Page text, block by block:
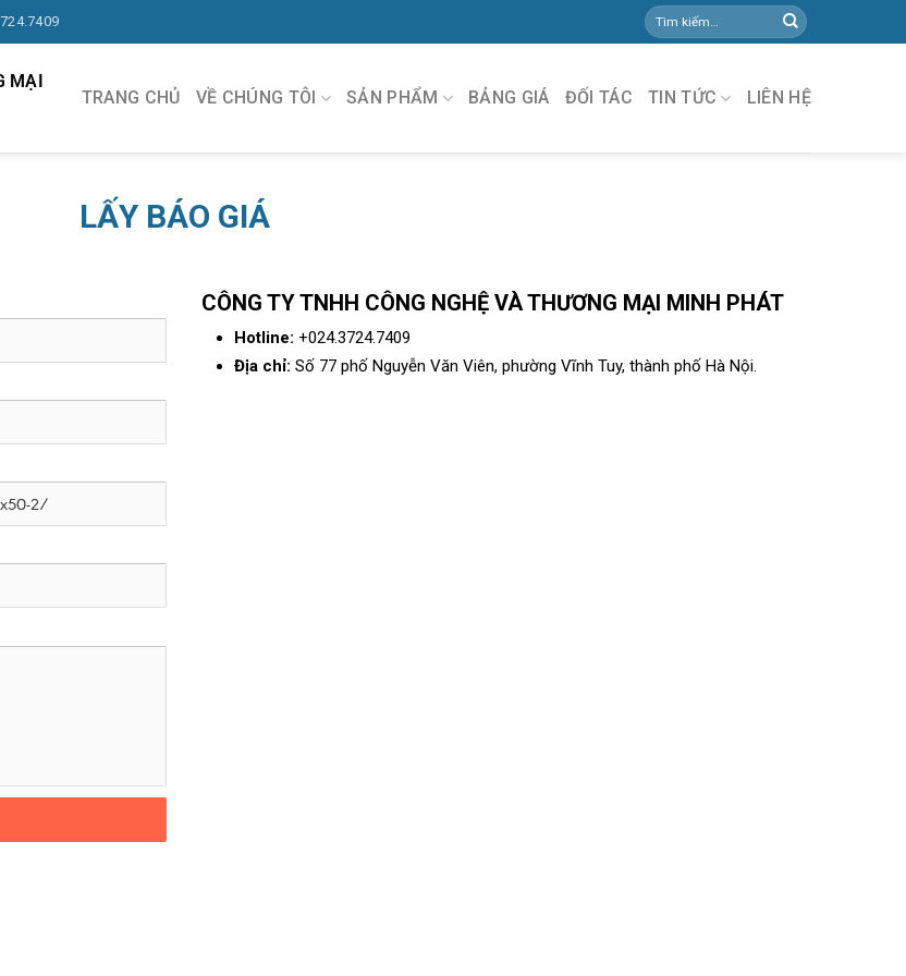
MẠI
TRANG CHỦ VỀ CHÚNG TÔI SẢN PHẨM BẢNG GIÁ ĐỐI TÁC TIN TỨC LIÊN HỆ
LẤY BÁO GIÁ
CÔNG TY TNHH CÔNG NGHỆ VÀ THƯƠNG MẠI MINH PHÁT
Hotline: +024.3724.7409
Địa chỉ: Số 77 phố Nguyễn Văn Viên, phường Vĩnh Tuy, thành phố Hà Nội.
091.570.1368